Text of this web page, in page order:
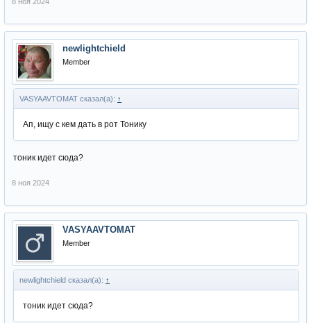
newlightchield
Member
VASYAAVTOMAT сказал(а): ↑
Ап, ищу с кем дать в рот Тонику
тоник идет сюда?
8 ноя 2024
VASYAAVTOMAT
Member
newlightchield сказал(а): ↑
тоник идет сюда?